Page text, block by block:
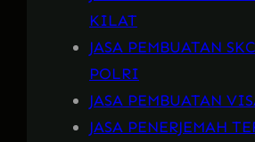
KILAT
JASA PEMBUATAN
POLRI
JASA PEMBUATAN
JASA PENERJEMAH